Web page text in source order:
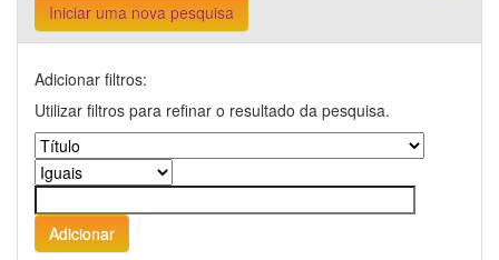
Iniciar uma nova pesquisa
Adicionar filtros:
Utilizar filtros para refinar o resultado da pesquisa.